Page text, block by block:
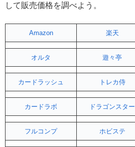
して販売価格を調べよう。
Amazon 楽天
オルタ 遊々亭
カードラッシュ トレカ侍
カードラボ ドラゴンスター
フルコンプ ホビステ